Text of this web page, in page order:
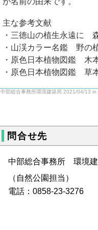
主な参考文献
・三徳山の植生永遠に
・山渓カラー名鑑 野
・原色日本植物図鑑
・原色日本植物図鑑
中部総合事務所環境建築局 2021/04/13 in
問合せ先
中部総合事務所 環境
（自然公園担当）
電話：0858-23-3276